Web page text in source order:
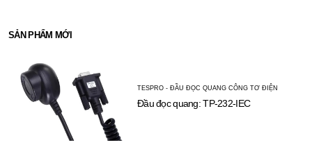
SẢN PHẨM MỚI
TESPRO - ĐẦU ĐỌC QUANG CÔNG TƠ ĐIỆN
Đầu đọc quang: TP-232-IEC